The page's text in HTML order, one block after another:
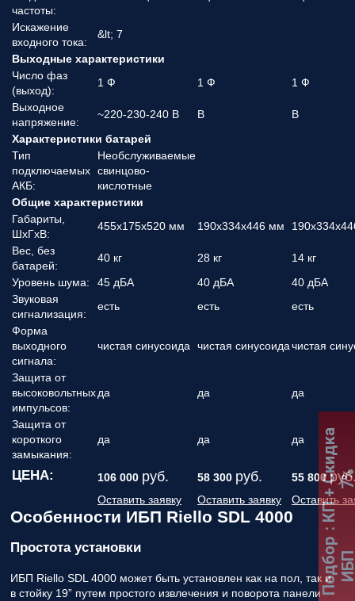
частоты:
Искажение
входного тока:
&lt; 7
Выходные характеристики
Число фаз
(выход):
1 Ф 1 Ф
1 Ф
Выходное
напряжение:
~220-230-240 В В
В
Характеристики батарей
Тип
подключаемых
АКБ:
Необслуживаемые
свинцово-
кислотные
Общие характеристики
Габариты,
ШхГхВ:
455x175x520 мм 190x334x446 мм
Вес, без
батарей:
40 кг 28 кг
14 кг
Уровень шума:
45 дБА 40 дБА
40 дБА
Звуковая
сигнализация:
есть есть
есть
Форма
выходного
сигнала:
чистая синусоида чистая синусоидачистая
Защита от
высоковольтных
импульсов:
да да да
Защита от
короткого
замыкания:
да да да
ЦЕНА: 106 000 руб. 58 300 руб. 55 800
Оставить заявку Оставить заявку Оставить
Особенности ИБП Riello SDL 4000
Простота установки
ИБП Riello SDL 4000 может быть установлен как на пол, так и
в стойку 19” путем простого извлечения и поворота панелиПодбор
:
К
П
+
С
к
и
д
к
а
7